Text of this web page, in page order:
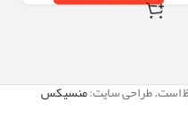
است. طراحی سایت:منسیکس